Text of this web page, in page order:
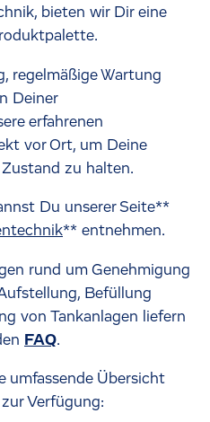
bieten wir Dir eine
regelmäßige Wartung
Deiner
erfahrenen
vor Ort, um Deine
zu halten.
Du unserer Seite**
** entnehmen.
rund um Genehmigung
Befüllung
von Tankanlagen liefern
FAQ.
umfassende Übersicht
Verfügung: